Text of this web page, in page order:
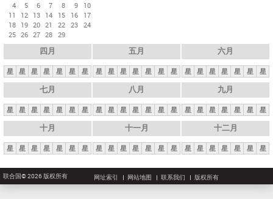
4
5 6 7 8 9
10
11
12 13 14 15 16
17
18 19 20 21 22 23 24
25 26 27 28 29
四月
星 星 星 星 星 星 星
五月
星 星 星 星 星 星 星
六月
星 星 星 星 星 星 星
七月
星 星 星 星 星 星 星
八月
星 星 星 星 星 星 星
九月
星 星 星 星 星 星 星
十月
星 星 星 星 星 星 星
十一月
星 星 星 星 星 星 星
十二月
星 星 星 星 星 星 星
联合国© 2026 版权所有 网址索引 网站地图 联系我们 版权所有